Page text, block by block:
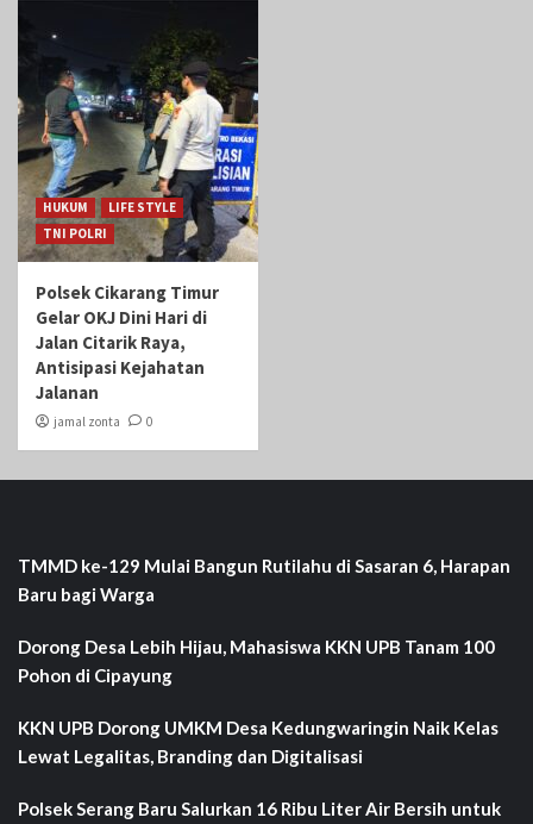
HUKUM
LIFE STYLE
TNI POLRI
Polsek Cikarang Timur
Gelar OKJ Dini Hari di
Jalan Citarik Raya,
Antisipasi Kejahatan
Jalanan
jamal zonta 0
TMMD ke-129 Mulai Bangun Rutilahu di Sasaran 6, Harapan
Baru bagi Warga
Dorong Desa Lebih Hijau, Mahasiswa KKN UPB Tanam 100
Pohon di Cipayung
KKN UPB Dorong UMKM Desa Kedungwaringin Naik Kelas
Lewat Legalitas, Branding dan Digitalisasi
Polsek Serang Baru Salurkan 16 Ribu Liter Air Bersih untuk